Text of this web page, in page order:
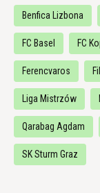
Benfica Lizbona
FC Basel FC
Ferencvaros
Liga Mistrzów
Qarabag Agdam
SK Sturm Graz